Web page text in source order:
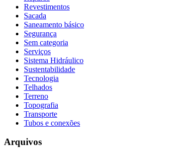
Revestimentos
Sacada
Saneamento básico
Segurança
Sem categoria
Serviços
Sistema Hidráulico
Sustentabilidade
Tecnologia
Telhados
Terreno
Topografia
Transporte
Tubos e conexões
Arquivos